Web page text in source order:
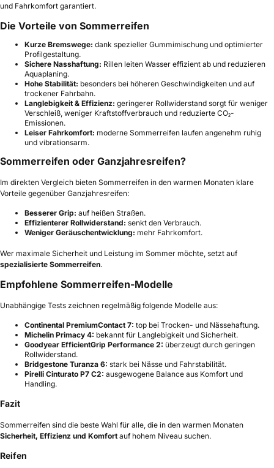
und Fahrkomfort garantiert.
Die Vorteile von Sommerreifen
Kurze Bremswege: dank spezieller Gummimischung und optimierter
Profilgestaltung.
Sichere Nasshaftung: Rillen leiten Wasser effizient ab und reduzieren
Aquaplaning.
Hohe Stabilität: besonders bei höheren Geschwindigkeiten und auf
trockener Fahrbahn.
Langlebigkeit & Effizienz: geringerer Rollwiderstand sorgt für weniger
Verschleiß, weniger Kraftstoffverbrauch und reduzierte CO₂-
Emissionen.
Leiser Fahrkomfort: moderne Sommerreifen laufen angenehm ruhig
und vibrationsarm.
Sommerreifen oder Ganzjahresreifen?
Im direkten Vergleich bieten Sommerreifen in den warmen Monaten klare
Vorteile gegenüber Ganzjahresreifen:
Besserer Grip: auf heißen Straßen.
Effizienterer Rollwiderstand: senkt den Verbrauch.
Weniger Geräuschentwicklung: mehr Fahrkomfort.
Wer maximale Sicherheit und Leistung im Sommer möchte, setzt auf
spezialisierte Sommerreifen.
Empfohlene Sommerreifen-Modelle
Unabhängige Tests zeichnen regelmäßig folgende Modelle aus:
Continental PremiumContact 7: top bei Trocken- und Nässehaftung.
Michelin Primacy 4: bekannt für Langlebigkeit und Sicherheit.
Goodyear EfficientGrip Performance 2: überzeugt durch geringen
Rollwiderstand.
Bridgestone Turanza 6: stark bei Nässe und Fahrstabilität.
Pirelli Cinturato P7 C2: ausgewogene Balance aus Komfort und
Handling.
Fazit
Sommerreifen sind die beste Wahl für alle, die in den warmen Monaten
Sicherheit, Effizienz und Komfort auf hohem Niveau suchen.
Reifen